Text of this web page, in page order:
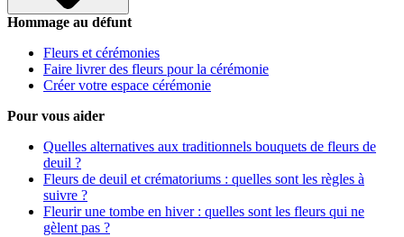
Hommage au défunt
Fleurs et cérémonies
Faire livrer des fleurs pour la cérémonie
Créer votre espace cérémonie
Pour vous aider
Quelles alternatives aux traditionnels bouquets de fleurs de
deuil ?
Fleurs de deuil et crématoriums : quelles sont les règles à
suivre ?
Fleurir une tombe en hiver : quelles sont les fleurs qui ne
gèlent pas ?